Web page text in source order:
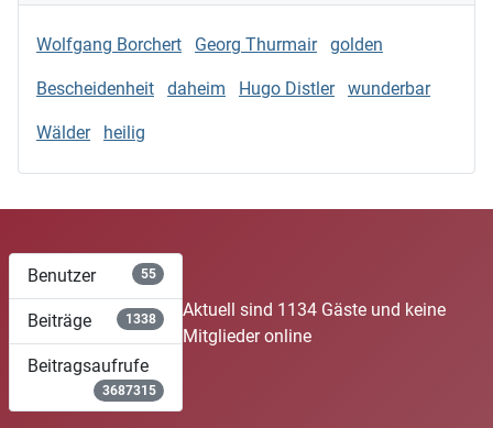
Wolfgang Borchert Georg Thurmair golden
Bescheidenheit daheim Hugo Distler wunderbar
Wälder heilig
Benutzer 55
Beiträge 1338
Beitragsaufrufe
3687315
Aktuell sind 1134 Gäste und keine
Mitglieder online